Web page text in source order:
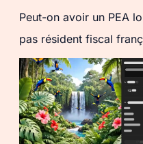
Peut-on avoir un PEA
pas résident fiscal